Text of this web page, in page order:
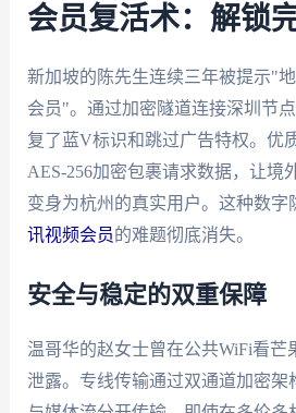
会员复活术：解锁
新加坡的陈先生连续三年被提示"
会员"。通过加密隧道连接深圳节
复了蓝V标识和跳过广告特权。优
AES-256加密包裹请求数据，让境
变身为杭州的真实用户。这种数字
讯视频会员的难题彻底消失。
安全与稳定的双重保障
温哥华的赵女士曾在公共WiFi看芒
泄露。专线传输通过双通道加密架